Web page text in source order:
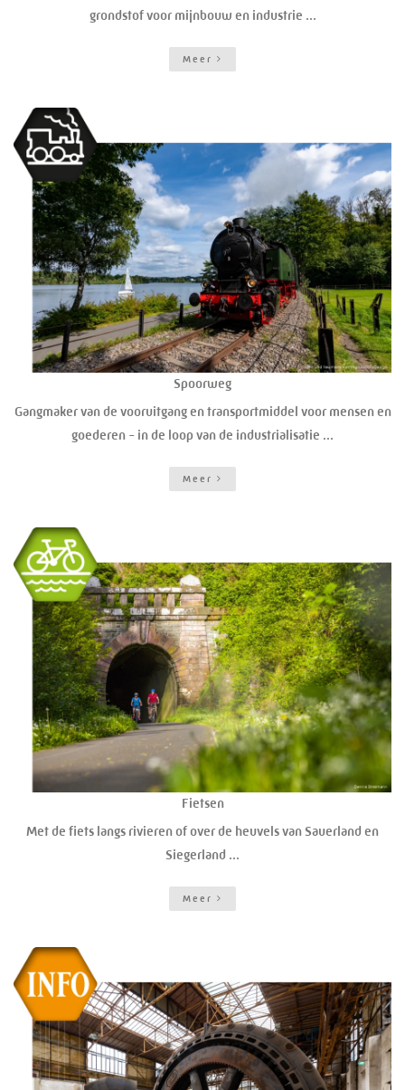
grondstof voor mijnbouw en industrie ...
Meer
Spoorweg
Gangmaker van de vooruitgang en transportmiddel voor mensen en
goederen - in de loop van de industrialisatie ...
Meer
Fietsen
Met de fiets langs rivieren of over de heuvels van Sauerland en
Siegerland ...
Meer